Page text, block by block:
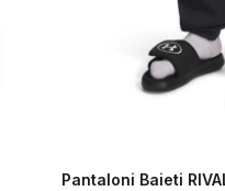
Pantaloni Baieti